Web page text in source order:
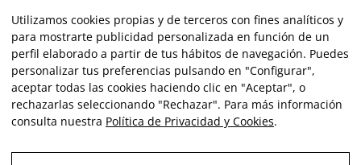
Utilizamos cookies propias y de terceros con fines analíticos y
para mostrarte publicidad personalizada en función de un
perfil elaborado a partir de tus hábitos de navegación. Puedes
personalizar tus preferencias pulsando en "Configurar",
aceptar todas las cookies haciendo clic en "Aceptar", o
rechazarlas seleccionando "Rechazar". Para más información
consulta nuestra Política de Privacidad y Cookies.